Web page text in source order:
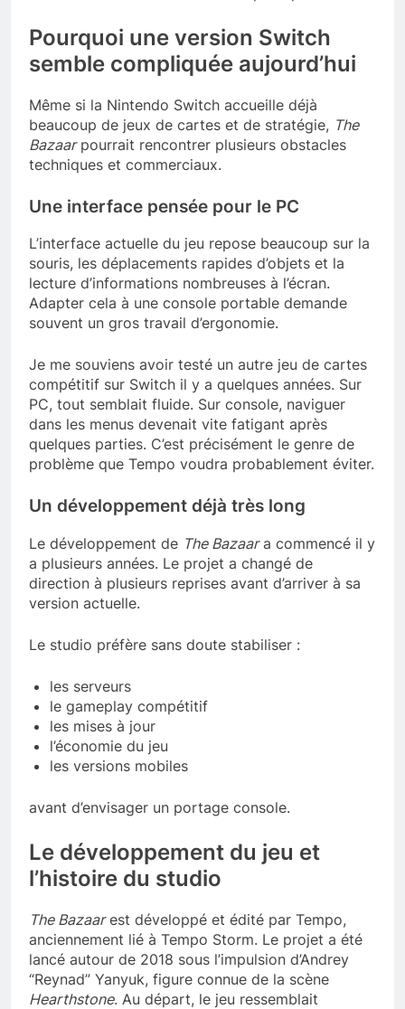
Pourquoi une version Switch
semble compliquée aujourd’hui
Même si la Nintendo Switch accueille déjà
beaucoup de jeux de cartes et de stratégie, The
Bazaarpourrait rencontrer plusieurs obstacles
techniques et commerciaux.
Une interface pensée pour le PC
L’interface actuelle du jeu repose beaucoup sur la
souris, les déplacements rapides d’objets et la
lecture d’informations nombreuses à l’écran.
Adapter cela à une console portable demande
souvent un gros travail d’ergonomie.
Je me souviens avoir testé un autre jeu de cartes
compétitif sur Switch il y a quelques années. Sur
PC, tout semblait fluide. Sur console, naviguer
dans les menus devenait vite fatigant après
quelques parties. C’est précisément le genre de
problème que Tempo voudra probablement éviter.
Un développement déjà très long
Le développement de The Bazaara commencé il y
a plusieurs années. Le projet a changé de
direction à plusieurs reprises avant d’arriver à sa
version actuelle.
Le studio préfère sans doute stabiliser :
les serveurs
le gameplay compétitif
les mises à jour
l’économie du jeu
les versions mobiles
avant d’envisager un portage console.
Le développement du jeu et
l’histoire du studio
The Bazaarest développé et édité par Tempo,
anciennement lié à Tempo Storm. Le projet a été
lancé autour de 2018 sous l’impulsion d’Andrey
“Reynad” Yanyuk, figure connue de la scène
Hearthstone. Au départ, le jeu ressemblait